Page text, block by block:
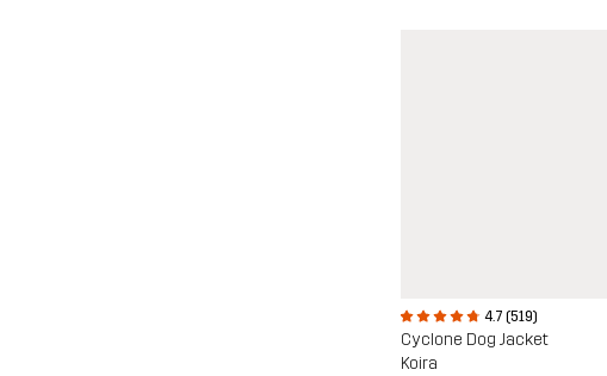
4.7 (519)
Cyclone Dog Jacket
Koira